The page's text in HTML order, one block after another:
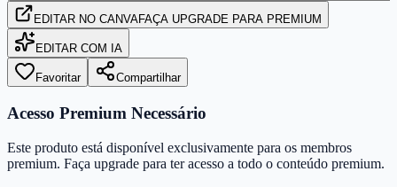
EDITAR NO CANVAFAÇA UPGRADE PARA PREMIUM
EDITAR COM IA
Favoritar Compartilhar
Acesso Premium Necessário
Este produto está disponível exclusivamente para os membros
premium. Faça upgrade para ter acesso a todo o conteúdo premium.